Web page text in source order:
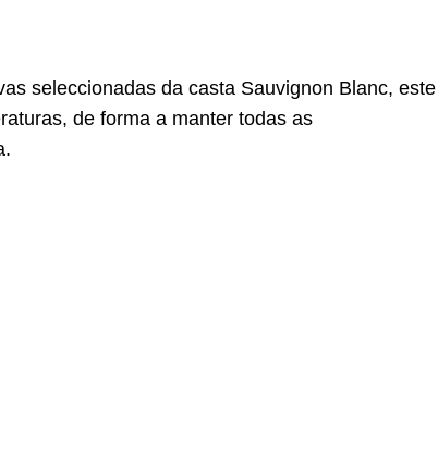
seleccionadas da casta Sauvignon Blanc, este
de forma a manter todas as